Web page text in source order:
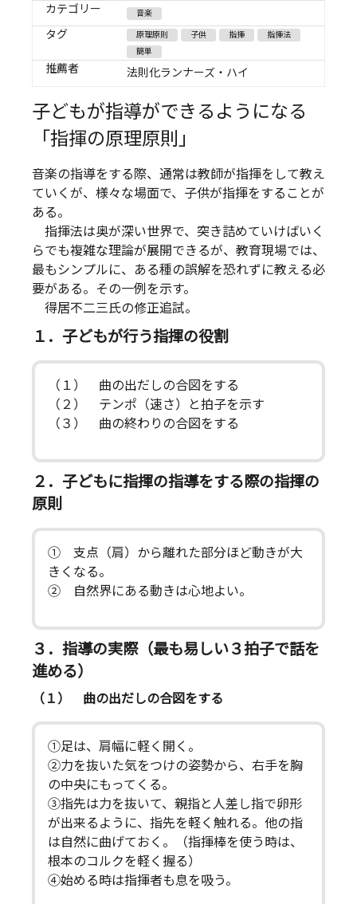
カテゴリー
音楽
タグ 原理原則 子供 指揮
指揮法
簡単
推薦者 法則化ランナーズ・ハイ
子どもが指導ができるようになる
「指揮の原理原則」
音楽の指導をする際、通常は教師が指揮をして教え
ていくが、様々な場面で、子供が指揮をすることが
ある。
指揮法は奥が深い世界で、突き詰めていけばいく
らでも複雑な理論が展開できるが、教育現場では、
最もシンプルに、ある種の誤解を恐れずに教える必
要がある。その一例を示す。
得居不二三氏の修正追試。
１．子どもが行う指揮の役割
（１） 曲の出だしの合図をする
（２） テンポ（速さ）と拍子を示す
（３） 曲の終わりの合図をする
２．子どもに指揮の指導をする際の指揮の
原則
① 支点（肩）から離れた部分ほど動きが大
きくなる。
② 自然界にある動きは心地よい。
３．指導の実際（最も易しい３拍子で話を
進める）
（１） 曲の出だしの合図をする
①足は、肩幅に軽く開く。
②力を抜いた気をつけの姿勢から、右手を胸
の中央にもってくる。
③指先は力を抜いて、親指と人差し指で卵形
が出来るように、指先を軽く触れる。他の指
は自然に曲げておく。（指揮棒を使う時は、
根本のコルクを軽く握る）
④始める時は指揮者も息を吸う。